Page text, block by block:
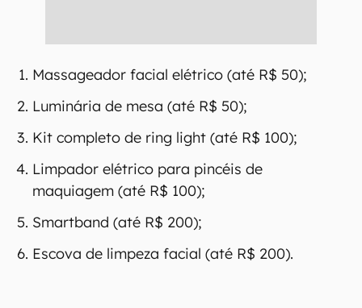
Massageador facial elétrico (até R$ 50);
Luminária de mesa (até R$ 50);
Kit completo de ring light (até R$ 100);
Limpador elétrico para pincéis de
maquiagem (até R$ 100);
Smartband (até R$ 200);
Escova de limpeza facial (até R$ 200).